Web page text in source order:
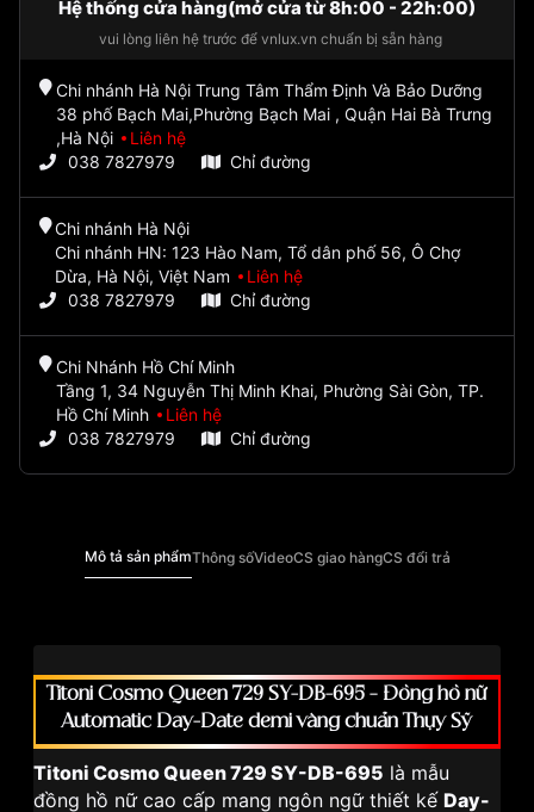
Hệ thống cửa hàng(mở cửa từ 8h:00 - 22h:00)
vui lòng liên hệ trước để vnlux.vn chuẩn bị sẵn hàng
Chi nhánh Hà Nội Trung Tâm Thẩm Định Và Bảo Dưỡng
38 phố Bạch Mai,Phường Bạch Mai , Quận Hai Bà Trưng
,Hà Nội
Liên hệ
038 7827979
Chỉ đường
Chi nhánh Hà Nội
Chi nhánh HN: 123 Hào Nam, Tổ dân phố 56, Ô Chợ
Dừa, Hà Nội, Việt Nam
Liên hệ
038 7827979
Chỉ đường
Chi Nhánh Hồ Chí Minh
Tầng 1, 34 Nguyễn Thị Minh Khai, Phường Sài Gòn, TP.
Hồ Chí Minh
Liên hệ
038 7827979
Chỉ đường
Mô tả sản phẩmThông sốVideoCS giao hàngCS đổi trả
Titoni Cosmo Queen 729 SY-DB-695 – Đồng hồ nữ
Automatic Day-Date demi vàng chuẩn Thụy Sỹ
Titoni Cosmo Queen 729 SY-DB-695 là mẫu
đồng hồ nữ cao cấp mang ngôn ngữ thiết kế Day-